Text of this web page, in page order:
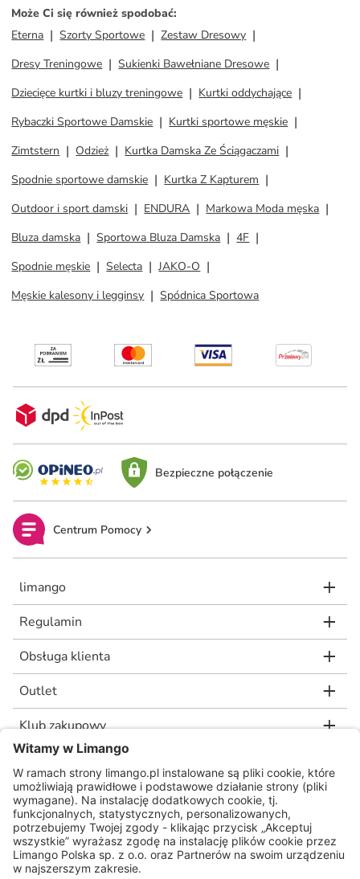
Może Ci się również spodobać:
Eterna
Szorty Sportowe
Zestaw Dresowy
Dresy Treningowe
Sukienki Bawełniane Dresowe
Dziecięce kurtki i bluzy treningowe
Kurtki oddychające
Rybaczki Sportowe Damskie
Kurtki sportowe męskie
Zimtstern
Odzież
Kurtka Damska Ze Ściągaczami
Spodnie sportowe damskie
Kurtka Z Kapturem
Outdoor i sport damski
ENDURA
Markowa Moda męska
Bluza damska
Sportowa Bluza Damska
4F
Spodnie męskie
Selecta
JAKO-O
Męskie kalesony i legginsy
Spódnica Sportowa
Bezpieczne połączenie
Centrum Pomocy
limango
Regulamin
Obsługa klienta
Outlet
Klub zakupowy